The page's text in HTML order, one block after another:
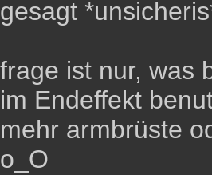
gesagt
frage ist nur, was
im Endeffekt
mehr armbrüste
o_O